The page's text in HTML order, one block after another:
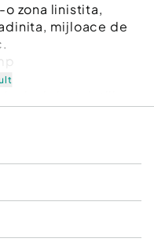
zona linistita,
mijloace de
Pentru mai multe
vizionare,